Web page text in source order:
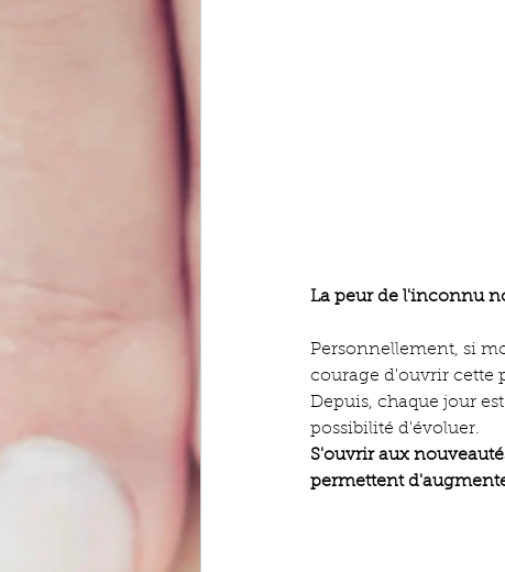
La peur de l'inconnu
Personnellement, si
courage d'ouvrir cette
Depuis, chaque jour
possibilité d'évoluer.
S'ouvrir aux
permettent